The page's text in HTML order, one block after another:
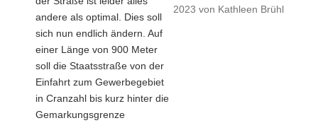
2023 von Kathleen Brühl
andere als optimal. Dies soll
sich nun endlich ändern. Auf
einer Länge von 900 Meter
soll die Staatsstraße von der
Einfahrt zum Gewerbegebiet
in Cranzahl bis kurz hinter die
Gemarkungsgrenze